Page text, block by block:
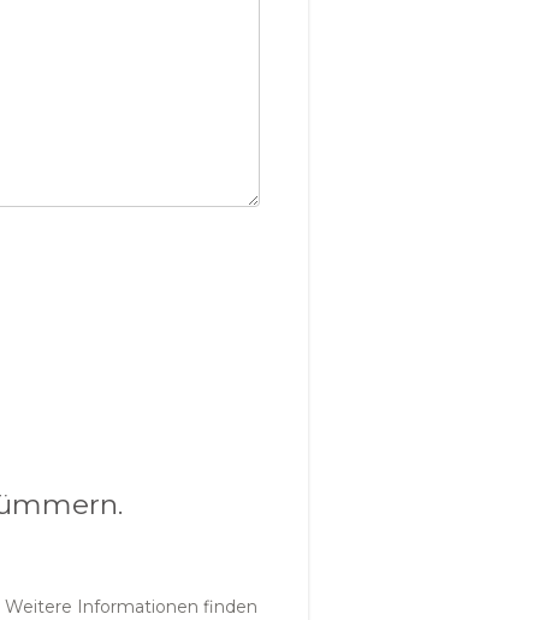
Informationen finden